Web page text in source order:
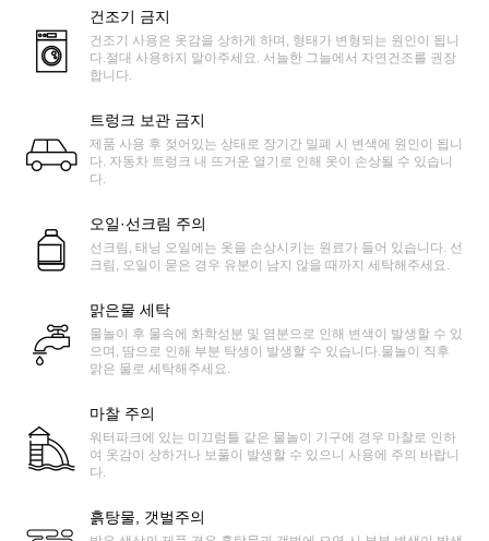
건조기 금지
건조기 사용은 옷감을 상하게 하며, 형태가 변형되는 원인이 됩니
다.절대 사용하지 말아주세요. 서늘한 그늘에서 자연건조를 권장
합니다.
트렁크 보관 금지
제품 사용 후 젖어있는 상태로 장기간 밀폐 시 변색에 원인이 됩니
다. 자동차 트렁크 내 뜨거운 열기로 인해 옷이 손상될 수 있습니
다.
오일·선크림 주의
선크림, 태닝 오일에는 옷을 손상시키는 원료가 들어 있습니다. 선
크림, 오일이 묻은 경우 유분이 남지 않을 때까지 세탁해주세요.
맑은물 세탁
물놀이 후 물속에 화학성분 및 염분으로 인해 변색이 발생할 수 있
으며, 땀으로 인해 부분 탁생이 발생할 수 있습니다.물놀이 직후
맑은 물로 세탁해주세요.
마찰 주의
워터파크에 있는 미끄럼틀 같은 물놀이 기구에 경우 마찰로 인하
여 옷감이 상하거나 보풀이 발생할 수 있으니 사용에 주의 바랍니
다.
흙탕물, 갯벌주의